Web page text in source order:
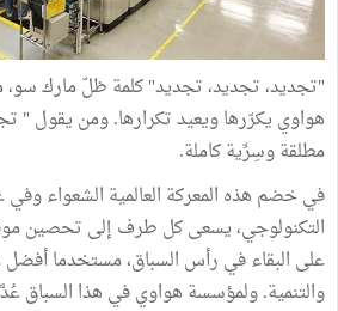
"تجديد، تجديد، تجديد" كلمة ظلّ مارك
هواوي يكرّرها ويعيد تكرارها. ومن يقول "
مطلقة وسِرِّية كاملة.
في خضم هذه المعركة العالمية الشعواء وفي
التكنولوجي، يسعى كل طرف إلى تحصين
على البقاء في رأس السباق، مستخدما